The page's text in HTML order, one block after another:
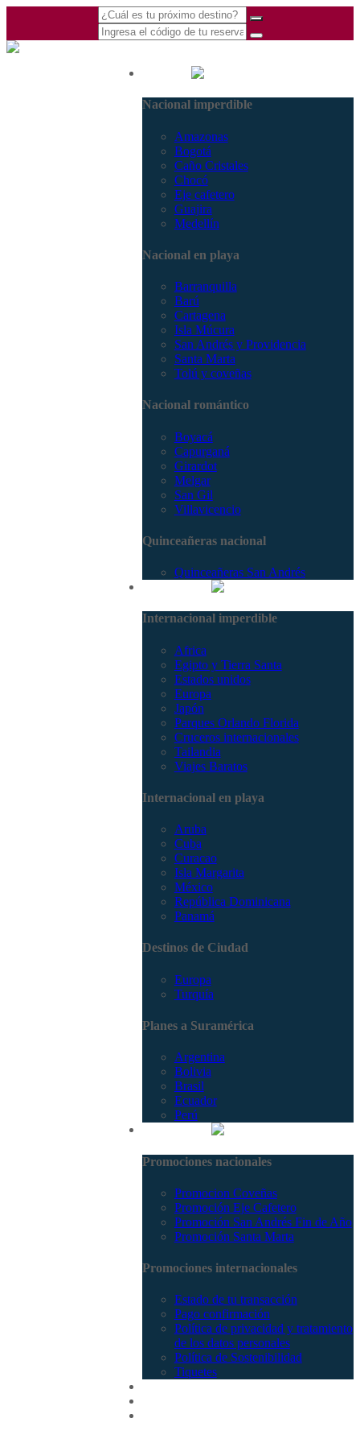
Nacional imperdible
Amazonas
Bogotá
Caño Cristales
Chocó
Eje cafetero
Guajira
Medellín
Nacional en playa
Barranquilla
Barú
Cartagena
Isla Múcura
San Andrés y Providencia
Santa Marta
Tolú y coveñas
Nacional romántico
Boyacá
Capurganá
Girardot
Melgar
San Gil
Villavicencio
Quinceañeras nacional
Quinceañeras San Andrés
Internacional imperdible
Africa
Egipto y Tierra Santa
Estados unidos
Europa
Japón
Parques Orlando Florida
Cruceros internacionales
Tailandia
Viajes Baratos
Internacional en playa
Aruba
Cuba
Curacao
Isla Margarita
México
República Dominicana
Panamá
Destinos de Ciudad
Europa
Turquía
Planes a Suramérica
Argentina
Bolivia
Brasil
Ecuador
Perú
Promociones nacionales
Promocion Coveñas
Promoción Eje Cafetero
Promoción San Andrés Fin de Año
Promoción Santa Marta
Promociones internacionales
Estado de tu transacción
Pago confirmación
Política de privacidad y tratamiento
de los datos personales
Política de Sostenibilidad
Tiquetes